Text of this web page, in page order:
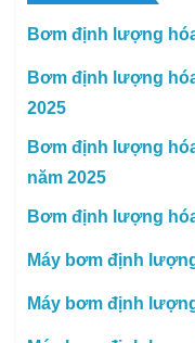
Bơm định lượng
Bơm định lượng
2025
Bơm định lượng
năm 2025
Bơm định lượng
Máy bơm định
Máy bơm định